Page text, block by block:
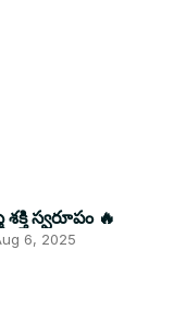
శక్తి స్వరూపం 🔥
6, 2025